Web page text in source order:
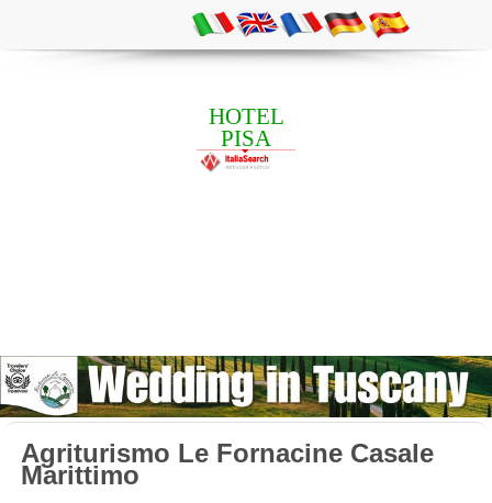
HOTEL
PISA
Agriturismo Le Fornacine Casale
Marittimo